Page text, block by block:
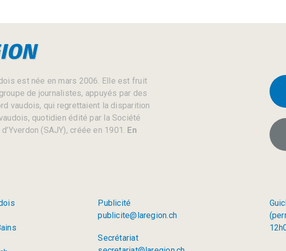
est née en mars 2006. Elle est fruit
de journalistes, appuyés par des
vaudois, qui regrettaient la disparition
quotidien édité par la Société
(SAJY), créée en 1901. En
Publicité
publicite@laregion.ch
Secrétariat